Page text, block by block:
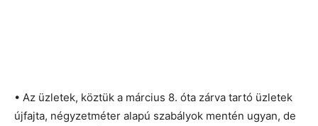
• Az üzletek, köztük a március 8. óta zárva tartó üzletek
újfajta, négyzetméter alapú szabályok mentén ugyan, de